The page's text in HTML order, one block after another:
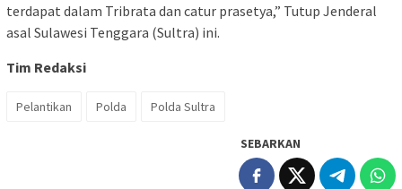
terdapat dalam Tribrata dan catur prasetya,” Tutup Jenderal
asal Sulawesi Tenggara (Sultra) ini.
Tim Redaksi
Pelantikan Polda Polda Sultra
SEBARKAN